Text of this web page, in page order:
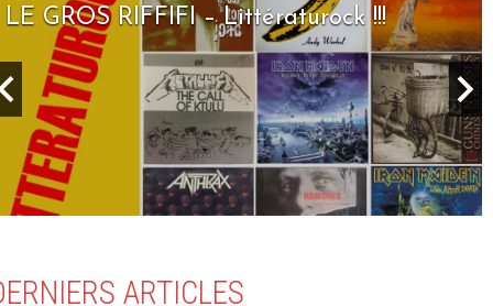
LE GROS RIFFIFI – Littératurock !!!
ARTICLES